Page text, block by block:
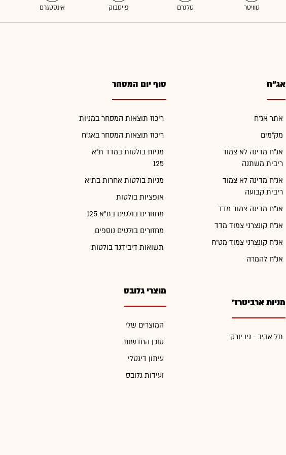
אג"ח
אתר אג"ח
מק"מים
אג"ח מדינה לא צמוד
ריבית משתנה
אג"ח מדינה לא צמוד
ריבית קבועה
אג"ח מדינה צמוד מדד
אג"ח קונצרני צמוד מדד
אג"ח קונצרני צמוד מט"ח
אג"ח להמרה
מניות ארביטרז'
תל אביב - ניו יורק
סוף יום המסחר
ריכוז תוצאות המסחר במניות
ריכוז תוצאות המסחר באג"ח
מניות בולטות במדד ת"א
125
מניות בולטות אחרות בת"א
אופציות בולטות
מחזורים בולטים בת"א 125
מחזורים בולטים נוספים
תשואות דיבידנד בולטות
מוצרי גלובס
המוצרים שלי
סוכן החדשות
עיתון דיגטלי
ועידות גלובס